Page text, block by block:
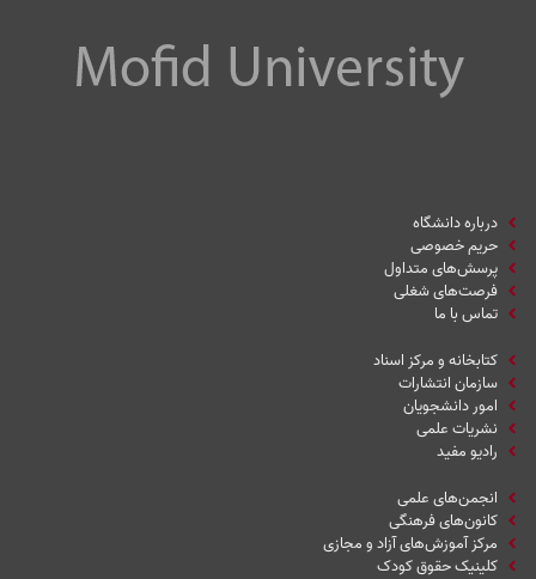
درباره دانشگاه
حریم خصوصی
پرسش‌های متداول
فرصت‌های شغلی
تماس با ما
کتابخانه و مرکز اسناد
سازمان انتشارات
امور دانشجویان
نشریات علمی
رادیو مفید
انجمن‌های علمی
کانون‌های فرهنگی
مرکز آموزش‌های آزاد و مجازی
کلینیک حقوق کودک